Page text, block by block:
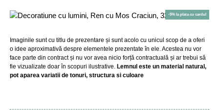
-5% la plata cu cardul
Imaginile sunt cu titlu de prezentare și sunt acolo cu unicul scop de a oferi
o idee aproximativă despre elementele prezentate în ele. Acestea nu vor
face parte din contract și nu vor avea nicio forță contractuală și ar trebui să
fie vizualizate doar în scopuri ilustrative. Lemnul este un material natural,
pot aparea variatii de tonuri, structura si culoare